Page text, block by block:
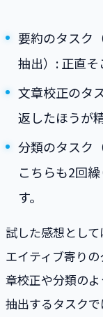
要約のタスク
抽出）: 正直そ
文章校正のタ
返したほうが
分類のタスク
こちらも2回
す。
試した感想とし
エイティブ寄り
章校正や分類の
抽出するタスク